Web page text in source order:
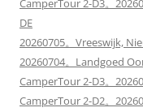
CamperTour 2-D3。
DE
20260705。Vreeswijk,
20260704。Landgoed
CamperTour 2-D3。
CamperTour 2-D2。